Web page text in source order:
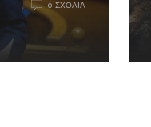
0 ΣΧΌΛΙΑ